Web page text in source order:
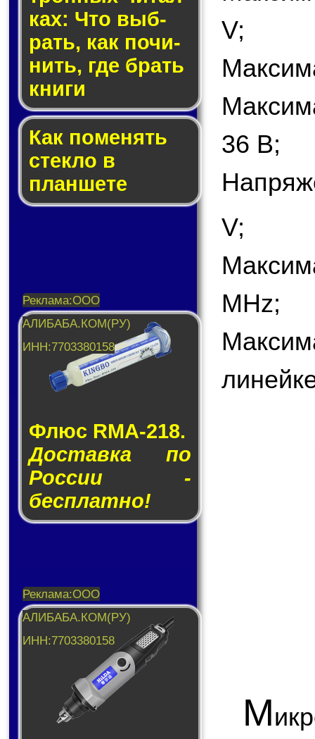
ках: Что выб­
рать, как по­чи­
нить, где брать
кни­ги
Как по­ме­нять
стек­ло в
планшете
Флюс RMA-218.
Доставка по
России -
бесплатно!
V;
36 В;
V;
MHz;
М